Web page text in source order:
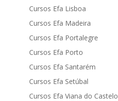
Cursos Efa Lisboa
Cursos Efa Madeira
Cursos Efa Portalegre
Cursos Efa Porto
Cursos Efa Santarém
Cursos Efa Setúbal
Cursos Efa Viana do Castelo